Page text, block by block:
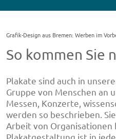
Grafik-Design aus Bremen: Werben im
So kommen Sie
Plakate sind auch in
Gruppe von Menschen an
Messen, Konzerte,
werden so beschrieben.
Arbeit von
Plakatgestaltung ist in